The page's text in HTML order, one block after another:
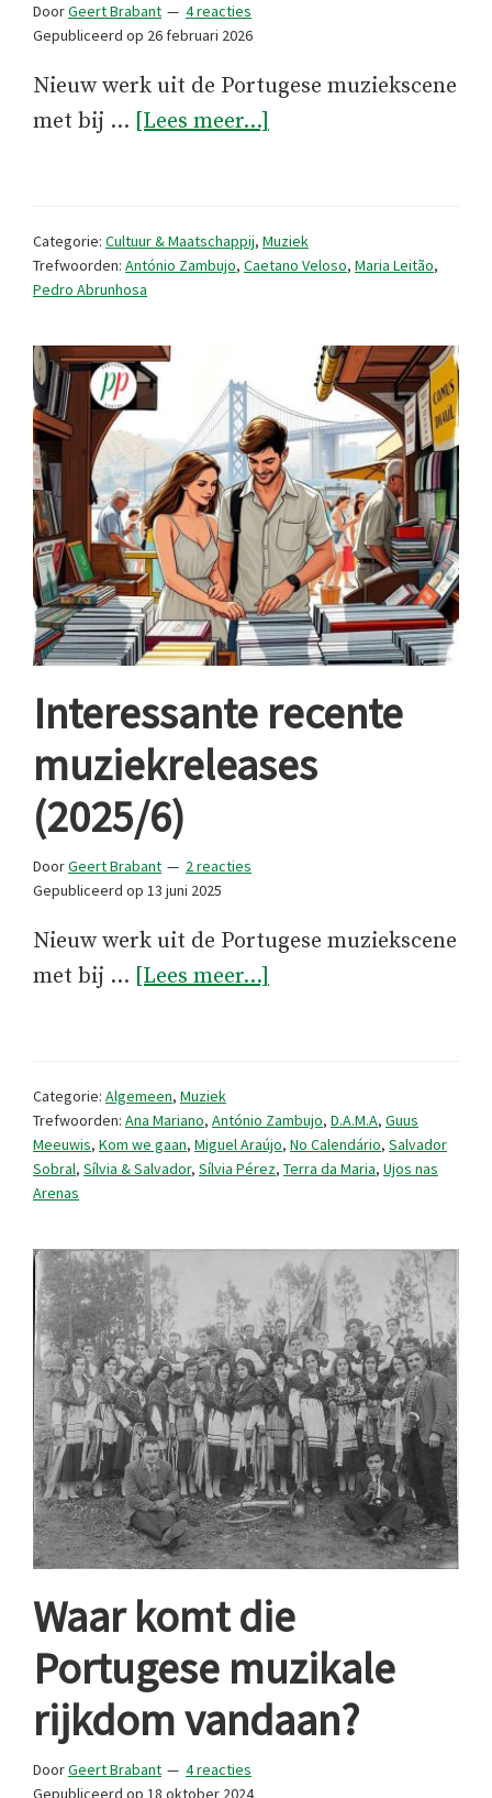
DoorGeert Brabant
4 reacties
Gepubliceerd op 26 februari 2026
Nieuw werk uit de Portugese muziekscene
met bij … [Lees meer...]
Categorie: Cultuur & Maatschappij, Muziek
Trefwoorden: António Zambujo, Caetano Veloso, Maria Leitão,
Pedro Abrunhosa
Interessante recente
muziekreleases
(2025/6)
DoorGeert Brabant
2 reacties
Gepubliceerd op 13 juni 2025
Nieuw werk uit de Portugese muziekscene
met bij … [Lees meer...]
Categorie: Algemeen, Muziek
Trefwoorden: Ana Mariano, António Zambujo, D.A.M.A, Guus
Meeuwis, Kom we gaan, Miguel Araújo, No Calendário, Salvador
Sobral, Sílvia & Salvador, Sílvia Pérez, Terra da Maria, Ujos nas
Arenas
Waar komt die
Portugese muzikale
rijkdom vandaan?
DoorGeert Brabant
4 reacties
Gepubliceerd op 18 oktober 2024